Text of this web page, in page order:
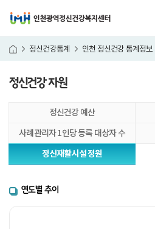
홈 정신건강통계 인천 정신건강 통계정보
정신건강 자원
작
정신건강 예산
사례관리자 1인당 등록 대상자 수
정신재활시설 정원
연도별 추이